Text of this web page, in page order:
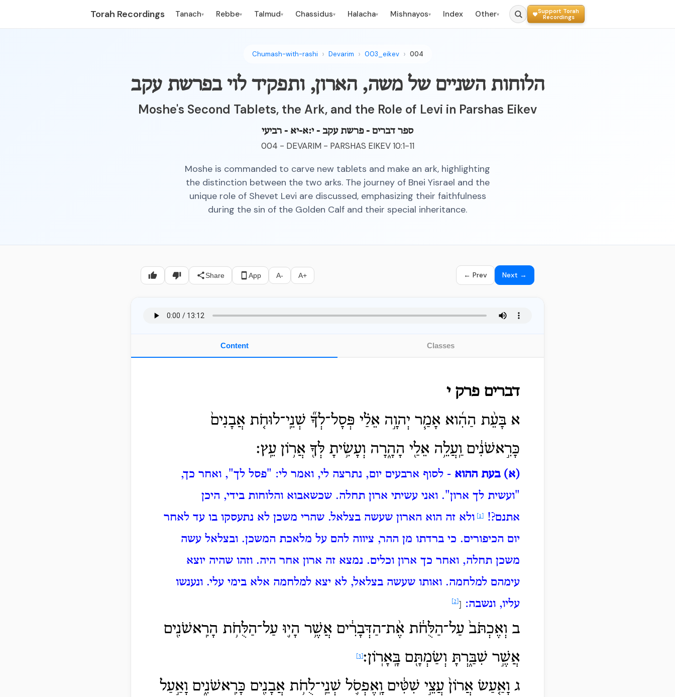
Torah Recordings Tanach▾ Rebbe▾ Talmud▾ Chassidus▾ Halacha▾ Mishnayos▾ Index Other▾
Support Torah
Recordings
Chumash-with-rashi Devarim 003_eikev 004
הלוחות השניים של משה, הארון, ותפקיד לוי בפרשת עקב
Moshe's Second Tablets, the Ark, and the Role of Levi in Parshas Eikev
ספר דברים - פרשת עקב - י:א-יא - רביעי
004 - DEVARIM - PARSHAS EIKEV 10:1-11
Moshe is commanded to carve new tablets and make an ark, highlighting
the distinction between the two arks. The journey of Bnei Yisrael and the
unique role of Shevet Levi are discussed, emphasizing their faithfulness
during the sin of the Golden Calf and their special inheritance.
Share App A- A+ ← Prev Next →
Content Classes
דברים פרק י
א בָּעֵ֨ת הַהִ֜וא אָמַ֧ר יְהוָ֣ה אֵלַ֗י פְּסָל־לְךָ֞ שְׁנֵֽי־לוּחֹ֤ת אֲבָנִים֙
כָּרִ֣אשֹׁנִ֔ים וַֽעֲלֵ֥ה אֵלַ֖י הָהָ֑רָה וְעָשִׂ֥יתָ לְּךָ֖ אֲר֥וֹן עֵֽץ׃
(א) בעת ההוא - לסוף ארבעים יום, נתרצה לי, ואמר לי: "פסל לך", ואחר כך,
"ועשית לך ארון". ואני עשיתי ארון תחלה. שכשאבוא והלוחות בידי, היכן
אתנם?!
ולא זה הוא הארון שעשה בצלאל. שהרי משכן לא נתעסקו בו עד לאחר
יום הכיפורים. כי ברדתו מן ההר, ציווה להם על מלאכת המשכן. ובצלאל עשה
משכן תחלה, ואחר כך ארון וכלים. נמצא זה ארון אחר היה. וזהו שהיה יוצא
עימהם למלחמה. ואותו שעשה בצלאל, לא יצא למלחמה אלא בימי עלי. ונענשו
עליו, ונשבה:
ב וְאֶכְתֹּב֙ עַל־הַלֻּחֹ֔ת אֶ֨ת־הַדְּבָרִ֔ים אֲשֶׁ֥ר הָי֛וּ עַל־הַלֻּחֹ֥ת הָרִֽאשֹׁנִ֖ים
אֲשֶׁ֣ר שִׁבַּ֑רְתָּ וְשַׂמְתָּ֖ם בָּֽאָרֽוֹן׃
ג וָאַ֤עַשׂ אֲרוֹן֙ עֲצֵ֣י שִׁטִּ֔ים וָֽאֶפְסֹ֛ל שְׁנֵֽי־לֻחֹ֥ת אֲבָנִ֖ים כָּרִֽאשֹׁנִ֑ים וָאַ֣עַל